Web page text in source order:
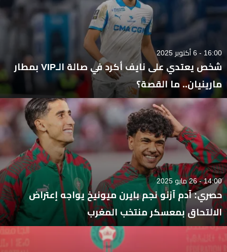
16:00 - 6 أكتوبر 2025
شخص يعتدي على نايف أكرد في صالة الـVIP بمطار
مارينيان.. ما القصة؟
14:00 - 26 مايو 2025
حصري: آدم آزنو نجم بايرن ميونيخ يواجه إعتراض
الالتحاق بمعسكر منتخب المغرب